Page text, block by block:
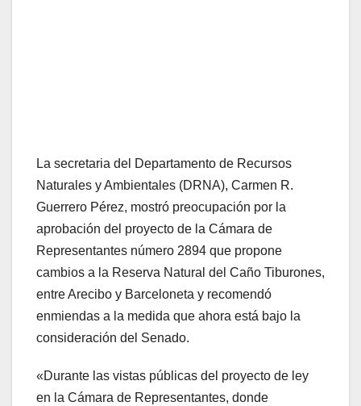
La secretaria del Departamento de Recursos
Naturales y Ambientales (DRNA), Carmen R.
Guerrero Pérez, mostró preocupación por la
aprobación del proyecto de la Cámara de
Representantes número 2894 que propone
cambios a la Reserva Natural del Caño Tiburones,
entre Arecibo y Barceloneta y recomendó
enmiendas a la medida que ahora está bajo la
consideración del Senado.
«Durante las vistas públicas del proyecto de ley
en la Cámara de Representantes, donde